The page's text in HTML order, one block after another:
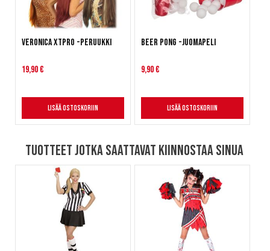
Veronica XTPRO -peruukki
19,90 €
Lisää ostoskoriin
Beer Pong -juomapeli
9,90 €
Lisää ostoskoriin
Tuotteet jotka saattavat kiinnostaa sinua